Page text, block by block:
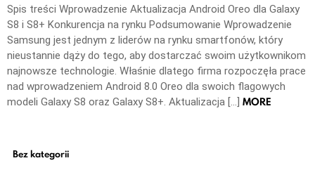
Spis treści Wprowadzenie Aktualizacja Android Oreo dla Galaxy
S8 i S8+ Konkurencja na rynku Podsumowanie Wprowadzenie
Samsung jest jednym z liderów na rynku smartfonów, który
nieustannie dąży do tego, aby dostarczać swoim użytkownikom
najnowsze technologie. Właśnie dlatego firma rozpoczęła prace
nad wprowadzeniem Android 8.0 Oreo dla swoich flagowych
modeli Galaxy S8 oraz Galaxy S8+. Aktualizacja […] MORE
Bez kategorii